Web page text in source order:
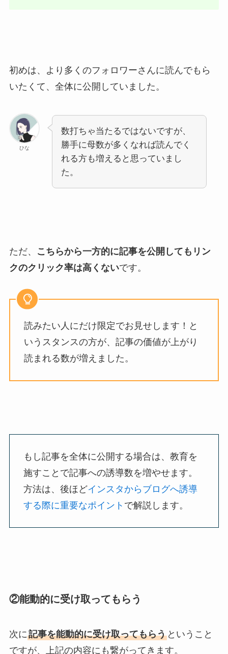
初めは、より多くのフォロワーさんに読んでもら
いたくて、全体に公開していました。
ひな
数打ちゃ当たるではないですが、
勝手に母数が多くなれば読んでく
れる方も増えると思っていまし
た。
ただ、
こちらから一方的に記事を公開してもリン
クのクリック率は高くないです。
読みたい人にだけ限定でお見せします！と
いうスタンスの方が、記事の価値が上がり
読まれる数が増えました。
もし記事を全体に公開する場合は、教育を
施すことで記事への誘導数を増やせます。
方法は、後ほどインスタからブログへ誘導
する際に重要なポイント で解説します。
②能動的に受け取ってもらう
次に記事を能動的に受け取ってもらうということ
ですが、上記の内容にも繋がってきます。